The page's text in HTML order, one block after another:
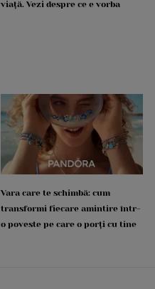
viață. Vezi despre ce e vorba
Vara care te schimbă: cum
transformi fiecare amintire într-
o poveste pe care o porți cu tine